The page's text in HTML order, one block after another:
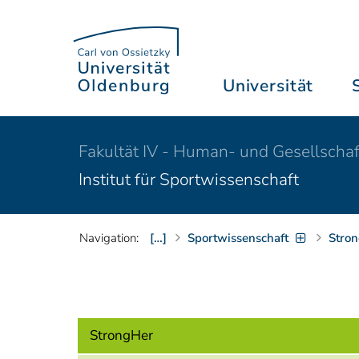
Universität
Fakultät IV - Human- und
Institut für Sportwissenschaft
Navigation: […] Sportwissenschaft
StrongHer